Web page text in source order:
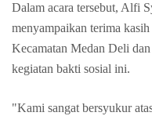
Dalam acara tersebut, Alfi
menyampaikan terima
Kecamatan Medan Deli
kegiatan bakti sosial ini.
"Kami sangat bersyukur